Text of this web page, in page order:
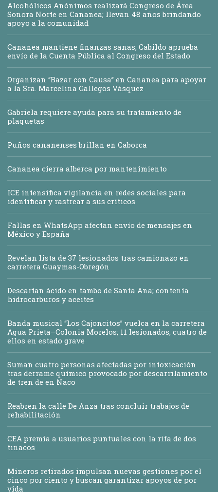
Alcohólicos Anónimos realizará Congreso de Área
Sonora Norte en Cananea; llevan 48 años brindando
apoyo a la comunidad
Cananea mantiene finanzas sanas; Cabildo aprueba
envío de la Cuenta Pública al Congreso del Estado
Organizan “Bazar con Causa” en Cananea para apoyar
a la Sra. Marcelina Gallegos Vásquez
Gabriela requiere ayuda para su tratamiento de
plaquetas
Puños cananenses brillan en Caborca
Cananea cierra alberca por mantenimiento
ICE intensifica vigilancia en redes sociales para
identificar y rastrear a sus críticos
Fallas en WhatsApp afectan envío de mensajes en
México y España
Revelan lista de 37 lesionados tras camionazo en
carretera Guaymas-Obregón
Descartan ácido en tambo de Santa Ana; contenía
hidrocarburos y aceites
Banda musical “Los Cajoncitos” vuelca en la carretera
Agua Prieta–Colonia Morelos; 11 lesionados, cuatro de
ellos en estado grave
Suman cuatro personas afectadas por intoxicación
tras derrame químico provocado por descarrilamiento
de tren de en Naco
Reabren la calle De Anza tras concluir trabajos de
rehabilitación
CEA premia a usuarios puntuales con la rifa de dos
tinacos
Mineros retirados impulsan nuevas gestiones por el
cinco por ciento y buscan garantizar apoyos de por
vida